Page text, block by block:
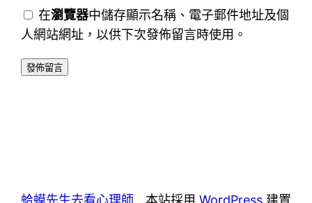
在瀏覽器中儲存顯示名稱、電子郵件地址及個
人網站網址，以供下次發佈留言時使用。
蛤蟆先生去看心理師 本站採用 WordPress建置